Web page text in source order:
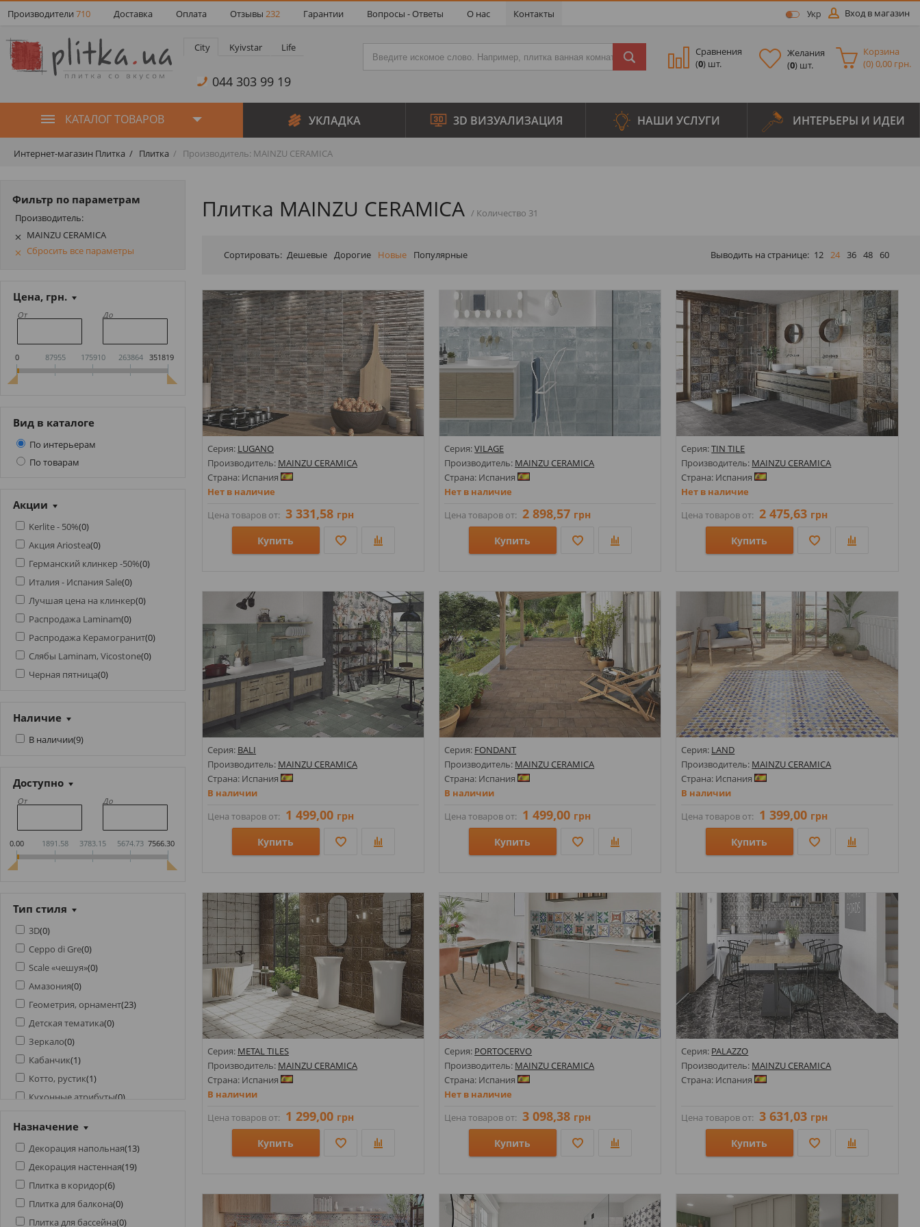
Производители 710 Доставка Оплата Отзывы 232 Гарантии Вопросы - Ответы О нас Контакты Вход в магазин
Укр
City Kyivstar Life
044 303 99 19
Сравнения
(0) шт.
Желания
(0) шт.
Корзина
(0)0,00 грн.
КАТАЛОГ ТОВАРОВ УКЛАДКА 3D ВИЗУАЛИЗАЦИЯ НАШИ УСЛУГИ ИНТЕРЬЕРЫ И ИДЕИ
Интернет-магазин Плитка Плитка Производитель: MAINZU CERAMICA
Фильтр по параметрам
Производитель:
MAINZU CERAMICA
Сбросить все параметры
Цена, грн.
От До
0 87955 175910 263864 351819
Вид в каталоге
По интерьерам
По товарам
Акции
Kerlite - 50%(0)
Акция Ariostea(0)
Германский клинкер -50%(0)
Италия - Испания Sale(0)
Лучшая цена на клинкер(0)
Распродажа Laminam(0)
Распродажа Керамогранит(0)
Слябы Laminam, Vicostone(0)
Черная пятница(0)
Наличие
В наличии(9)
Доступно
От До
0.00 1891.58 3783.15 5674.73 7566.30
Тип стиля
3D(0)
Ceppo di Gre(0)
Scale «чешуя»(0)
Амазония(0)
Геометрия, орнамент(23)
Детская тематика(0)
Зеркало(0)
Кабанчик(1)
Котто, рустик(1)
Кухонные атрибуты(0)
Моноколор
2
Морская тематика(0)
Оникс(0)
Патагония(0)
Под бетон( 4)
Назначение
Декорация напольная(13)
Декорация настенная(19)
Плитка в коридор(6)
Плитка для балкона(0)
Плитка для бассейна(0)
Плитка MAINZU CERAMICA
Сортировать: Дешевые Дорогие Новые Популярные Выводить на странице: 12 24 36 48 60
Серия: LUGANO
Производитель: MAINZU CERAMICA
Страна: Испания
Нет в наличие
Цена товаров от: 3 331,58 грн
Купить
Стили: Геометрия, орнамент;
Серия:VILAGE
Производитель: MAINZU CERAMICA
Страна: Испания
Нет в наличие
Цена товаров от: 2 898,57 грн
Купить
Стили: Кабанчик; Под кирпич;
Цвета:
Серия:TIN TILE
Производитель: MAINZU CERAMICA
Страна: Испания
Нет в наличие
Цена товаров от: 2 475,63 грн
Купить
Стили: Геометрия, орнамент; Под металл;
Серия: BALI
Производитель: MAINZU CERAMICA
Страна: Испания
В наличии
Цена товаров от: 1 499,00 грн
Купить
Стили: Геометрия, орнамент; Под камень;
Цвета:
Серия: FONDANT
Производитель: MAINZU CERAMICA
Страна: Испания
В наличии
Цена товаров от: 1 499,00 грн
Купить
Стили: Под бетон; Геометрия, орнамент;
Цвета:
Серия: LAND
Производитель: MAINZU CERAMICA
Страна: Испания
В наличии
Цена товаров от: 1 399,00 грн
Купить
Стили: Геометрия, орнамент; Под бетон; Пэчворк;
Цвета:
Серия: METAL TILES
Производитель: MAINZU CERAMICA
Страна: Испания
В наличии
Цена товаров от: 1 299,00 грн
Купить
Стили: Геометрия, орнамент; Под бетон;
Цвета:
Серия: PORTOCERVO
Производитель: MAINZU CERAMICA
Страна: Испания
Нет в наличие
Цена товаров от: 3 098,38 грн
Купить
Стили: Геометрия, орнамент; Пэчворк;
Цвета:
Серия: PALAZZO
Производитель: MAINZU CERAMICA
Страна: Испания
Цена товаров от: 3 631,03 грн
Купить
Стили: Геометрия, орнамент; Под камень;
Цвета: